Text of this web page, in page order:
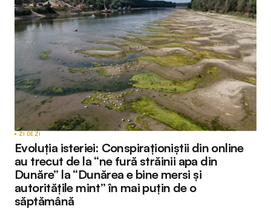
ZI DE ZI
Evoluția isteriei: Conspiraționiștii din online
au trecut de la “ne fură străinii apa din
Dunăre” la “Dunărea e bine mersi și
autoritățile mint” în mai puțin de o
săptămână